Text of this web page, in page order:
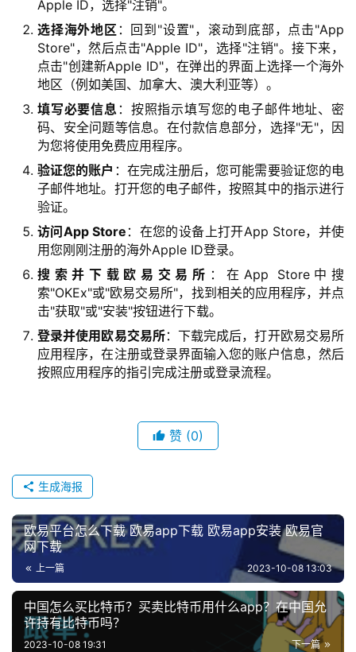
情
分
析
币
圈
常
见
问
Apple ID，选择"注销"。
选择海外地区 ：回到"设置"，滚动到底部，点击"App
Store"，然后点击"Apple ID"，选择"注销"。接下来，
点击"创建新Apple ID"，在弹出的界面上选择一个海外
地区（例如美国、加拿大、澳大利亚等）。
填写必要信息 ：按照指示填写您的电子邮件地址、密
码、安全问题等信息。在付款信息部分，选择"无"，因
为您将使用免费应用程序。
验证您的账户 ：在完成注册后，您可能需要验证您的电
子邮件地址。打开您的电子邮件，按照其中的指示进行
验证。
访问App Store ：在您的设备上打开App Store，并使
用您刚刚注册的海外Apple ID登录。
搜索并下载欧易交易所 ：在App Store中搜
索"OKEx"或"欧易交易所"，找到相关的应用程序，并点
击"获取"或"安装"按钮进行下载。
登录并使用欧易交易所：下载完成后，打开欧易交易所
应用程序，在注册或登录界面输入您的账户信息，然后
按照应用程序的指引完成注册或登录流程。
赞 (0)
生成海报
欧易平台怎么下载 欧易app下载 欧易app安装 欧易官
网下载
上一篇 2023-10-08 13:03
中国怎么买比特币？买卖比特币用什么app？在中国允
许持有比特币吗？
下一篇
2023-10-08 19:31